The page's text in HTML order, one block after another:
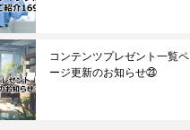
コンテンツプレゼント一覧ペ
ージ更新のお知らせ㉓